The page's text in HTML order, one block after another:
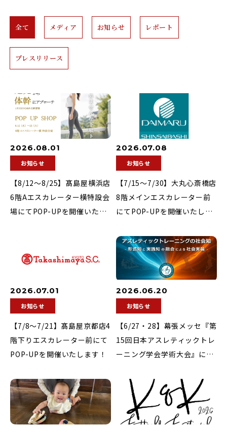
全て メディア お知らせ レポート
プレスリリース
2026.08.01
お知らせ
【8/12〜8/25】髙島屋横浜店
6階Aエスカレーター横特設会
場にてPOP-UPを開催いたし
2026.07.08
お知らせ
【7/15〜7/30】大丸心斎橋店
8階メインエスカレーター前
にてPOP-UPを開催いたしま
2026.07.01
お知らせ
【7/8〜7/21】髙島屋京都店4
階下りエスカレーター前にて
POP-UPを開催いたします！
2026.06.20
お知らせ
【6/27・28】幕張メッセ『第
15回日本アスレティックトレ
ーニング学会学術大会』に参